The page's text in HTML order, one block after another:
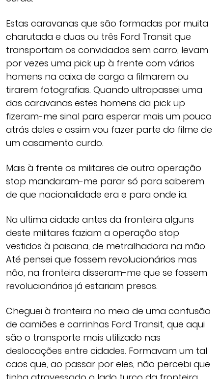
Estas caravanas que são formadas por muita
charutada e duas ou três Ford Transit que
transportam os convidados sem carro, levam
por vezes uma pick up à frente com vários
homens na caixa de carga a filmarem ou
tirarem fotografias. Quando ultrapassei uma
das caravanas estes homens da pick up
fizeram-me sinal para esperar mais um pouco
atrás deles e assim vou fazer parte do filme de
um casamento curdo.
Mais à frente os militares de outra operação
stop mandaram-me parar só para saberem
de que nacionalidade era e para onde ia.
Na ultima cidade antes da fronteira alguns
deste militares faziam a operação stop
vestidos à paisana, de metralhadora na mão.
Até pensei que fossem revolucionários mas
não, na fronteira disseram-me que se fossem
revolucionários já estariam presos.
Cheguei à fronteira no meio de uma confusão
de camiões e carrinhas Ford Transit, que aqui
são o transporte mais utilizado nas
deslocações entre cidades. Formavam um tal
caos que, ao passar por eles, não percebi que